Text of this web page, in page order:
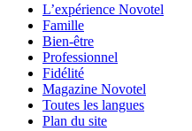
L’expérience Novotel
Famille
Bien-être
Professionnel
Fidélité
Magazine Novotel
Toutes les langues
Plan du site